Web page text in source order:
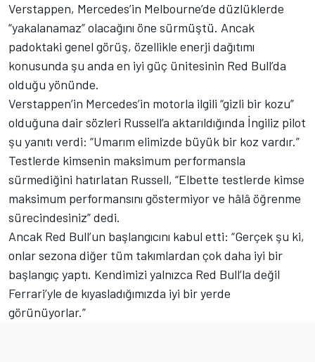
Verstappen, Mercedes’in Melbourne’de düzlüklerde
“yakalanamaz” olacağını öne sürmüştü. Ancak
padoktaki genel görüş, özellikle enerji dağıtımı
konusunda şu anda en iyi güç ünitesinin Red Bull’da
olduğu yönünde.
Verstappen’in Mercedes’in motorla ilgili “gizli bir kozu”
olduğuna dair sözleri Russell’a aktarıldığında İngiliz pilot
şu yanıtı verdi: “Umarım elimizde büyük bir koz vardır.”
Testlerde kimsenin maksimum performansla
sürmediğini hatırlatan Russell, “Elbette testlerde kimse
maksimum performansını göstermiyor ve hâlâ öğrenme
sürecindesiniz” dedi.
Ancak Red Bull’un başlangıcını kabul etti: “Gerçek şu ki,
onlar sezona diğer tüm takımlardan çok daha iyi bir
başlangıç yaptı. Kendimizi yalnızca Red Bull’la değil
Ferrari’yle de kıyasladığımızda iyi bir yerde
görünüyorlar.”